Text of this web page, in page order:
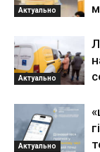
Актуально
Актуально
Актуально